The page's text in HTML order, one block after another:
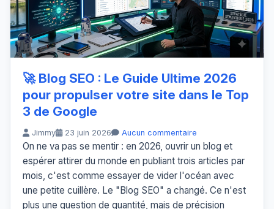
🚀 Blog SEO : Le Guide Ultime 2026
pour propulser votre site dans le Top
3 de Google
Jimmy 23 juin 2026 Aucun commentaire
On ne va pas se mentir : en 2026, ouvrir un blog et
espérer attirer du monde en publiant trois articles par
mois, c'est comme essayer de vider l'océan avec
une petite cuillère. Le "Blog SEO" a changé. Ce n'est
plus une question de quantité, mais de précision